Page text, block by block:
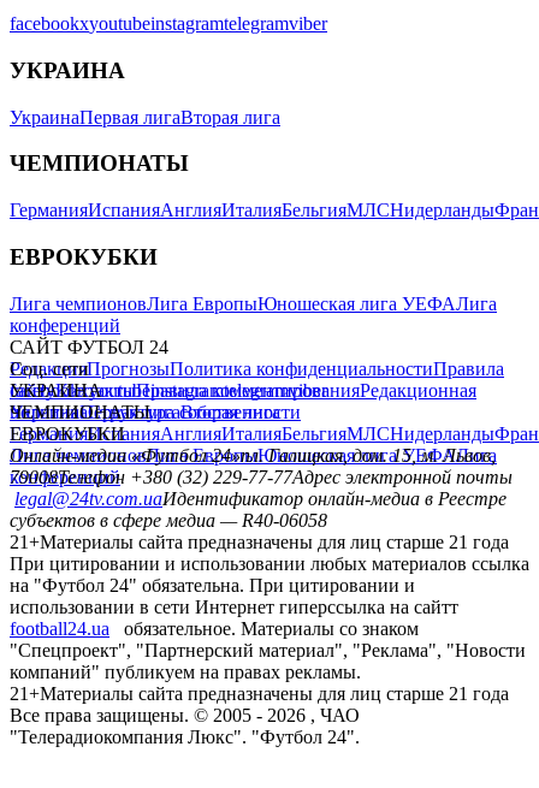
facebookxyoutubeinstagramtelegramviber
УКРАИНА
УкраинаПервая лигаВторая лига
ЧЕМПИОНАТЫ
ГерманияИспанияАнглияИталияБельгияМЛСНидерланды
ЕВРОКУБКИ
Лига чемпионовЛига ЕвропыЮношеская лига УЕФАЛига
конференций
САЙТ ФУТБОЛ 24
РедакцияПрогнозыПолитика конфиденциальностиПравила
сайтуКонтактыПравила комментированияРедакционная
политикаСтруктура собственности
Соц. сети
facebookxyoutubeinstagramtelegramviber
УКРАИНА
УкраинаПервая лигаВторая лига
ЧЕМПИОНАТЫ
ГерманияИспанияАнглияИталияБельгияМЛСНидерланды
ЕВРОКУБКИ
Лига чемпионовЛига ЕвропыЮношеская лига УЕФАЛига
конференций
Онлайн-медиа «Футбол 24»пл. Галицкая, дом. 15, м. Львов,
79008Телефон +380 (32) 229-77-77Адрес электронной почты
legal@24tv.com.uaИдентификатор онлайн-медиа в Реестре
субъектов в сфере медиа — R40-06058
21+Материалы сайта предназначены для лиц старше 21 года
При цитировании и использовании любых материалов ссылка
на "Футбол 24" обязательна. При цитировании и
использовании в сети Интернет гиперссылка на сайтт
football24.ua
обязательное. Материалы со знаком
"Спецпроект", "Партнерский материал", "Реклама", "Новости
компаний" публикуем на правах рекламы.
21+Материалы сайта предназначены для лиц старше 21 года
Все права защищены. © 2005 - 2026 , ЧАО
"Телерадиокомпания Люкс". "Футбол 24".